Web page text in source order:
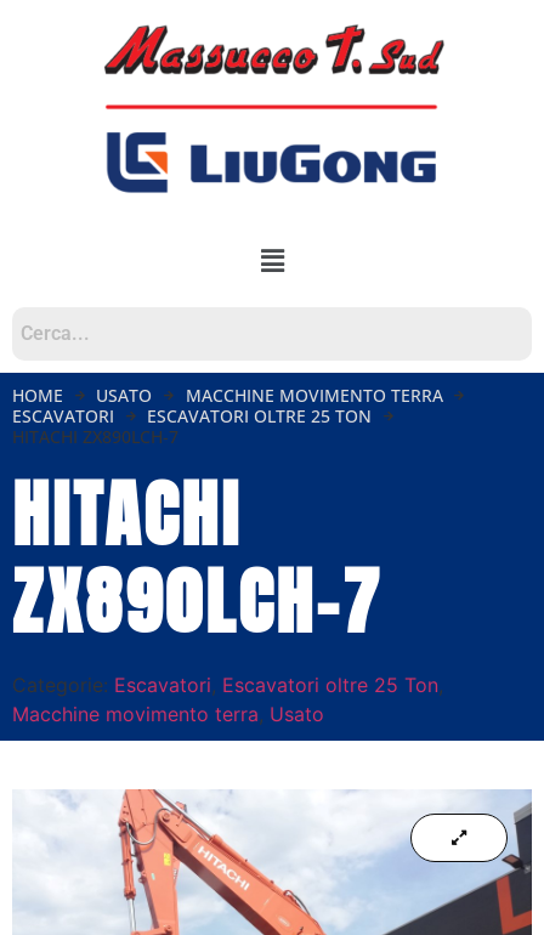
HOME USATO
MACCHINE MOVIMENTO TERRA
ESCAVATORI
ESCAVATORI OLTRE 25 TON
HITACHI ZX890LCH-7
HITACHI
ZX890LCH-7
Categorie: Escavatori, Escavatori oltre 25 Ton,
Macchine movimento terra, Usato